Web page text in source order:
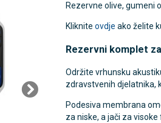
Rezervne olive, gumeni
Kliknite ovdje ako želite
Rezervni komplet za
Održite vrhunsku
zdravstvenih djelatnika,
Podesiva membrana
za niske, a jači za